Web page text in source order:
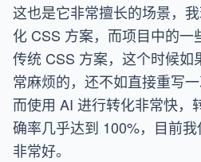
这也是它非常擅长的场景，
化 CSS 方案，而项目中的一
传统 CSS 方案，这个时候如
常麻烦的，还不如直接重写一
而使用 AI 进行转化非常快，
确率几乎达到 100%，目前
非常好。